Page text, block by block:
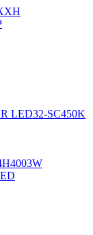
LED32-SC450K